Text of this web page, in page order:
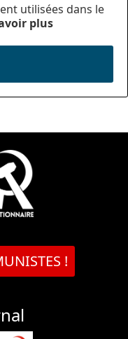
utilisées dans le
plus
!